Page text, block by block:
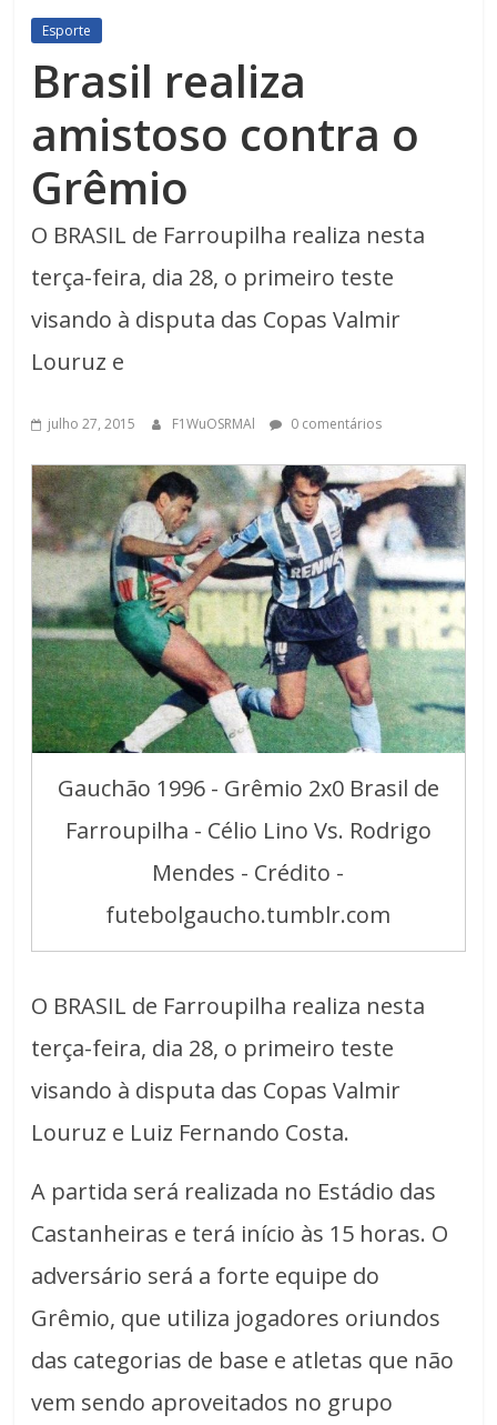
Esporte
Brasil realiza
amistoso contra o
Grêmio
O BRASIL de Farroupilha realiza nesta
terça-feira, dia 28, o primeiro teste
visando à disputa das Copas Valmir
Louruz e
julho 27, 2015 F1WuOSRMAl 0 comentários
Gauchão 1996 - Grêmio 2x0 Brasil de
Farroupilha - Célio Lino Vs. Rodrigo
Mendes - Crédito -
futebolgaucho.tumblr.com
O BRASIL de Farroupilha realiza nesta
terça-feira, dia 28, o primeiro teste
visando à disputa das Copas Valmir
Louruz e Luiz Fernando Costa.
A partida será realizada no Estádio das
Castanheiras e terá início às 15 horas. O
adversário será a forte equipe do
Grêmio, que utiliza jogadores oriundos
das categorias de base e atletas que não
vem sendo aproveitados no grupo